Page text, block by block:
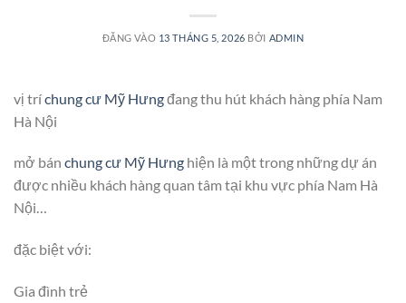
ĐĂNG VÀO 13 THÁNG 5, 2026 BỞI ADMIN
vị tríchung cư Mỹ Hưngđang thu hút khách hàng phía Nam
Hà Nội
mở bán chung cư Mỹ Hưng hiện là một trong những dự án
được nhiều khách hàng quan tâm tại khu vực phía Nam Hà
Nội…
đặc biệt với:
Gia đình trẻ